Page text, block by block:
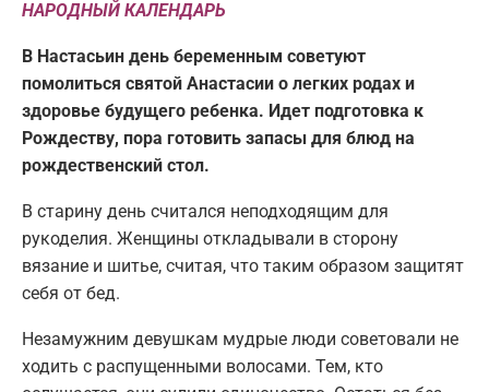
НАРОДНЫЙ КАЛЕНДАРЬ
В Настасьин день беременным советуют
помолиться святой Анастасии о легких родах и
здоровье будущего ребенка. Идет подготовка к
Рождеству, пора готовить запасы для блюд на
рождественский стол.
В старину день считался неподходящим для
рукоделия. Женщины откладывали в сторону
вязание и шитье, считая, что таким образом защитят
себя от бед.
Незамужним девушкам мудрые люди советовали не
ходить с распущенными волосами. Тем, кто